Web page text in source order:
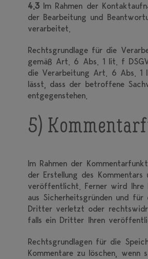
4.3 Im Rahmen der
der Bearbeitung und
verarbeitet.
Rechtsgrundlage für die
gemäß Art. 6 Abs. 1 lit. f
die Verarbeitung Art. 6 Abs. 1
lässt, dass der betroffene
entgegenstehen.
5)
Im Rahmen der
der Erstellung des
veröffentlicht. Ferner wird Ihre
aus Sicherheitsgründen und
Dritter verletzt oder
falls ein Dritter Ihren
Rechtsgrundlagen für die
Kommentare zu löschen,